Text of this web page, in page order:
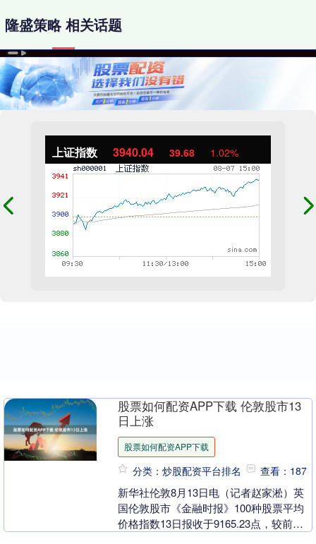
上证指数 3940.04 39.68 1.02%
隆盛策略 相关话题
股票如何配资APP下载 伦敦股市13
日上涨
股票如何配资APP下载
分类：炒股配资平台排名 查看：187
新华社伦敦8月13日电（记者赵家淞）英
国伦敦股市《金融时报》100种股票平均
价格指数13日报收于9165.23点，较前一